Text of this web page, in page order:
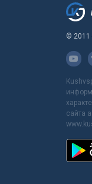
© 2011
сайта